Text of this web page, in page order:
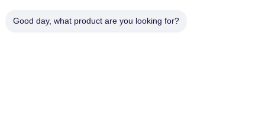
Good day, what product are you looking for?